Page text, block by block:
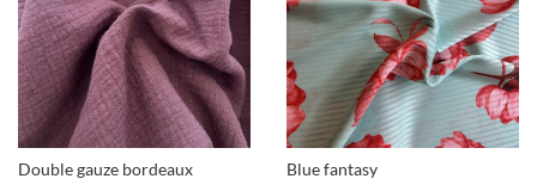
Double gauze bordeaux Blue fantasy